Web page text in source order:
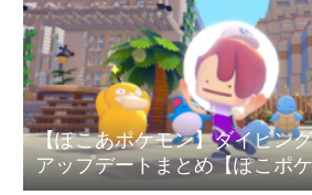
【ぽこあポケモン】ダイビン
アップデートまとめ【ぽこポ